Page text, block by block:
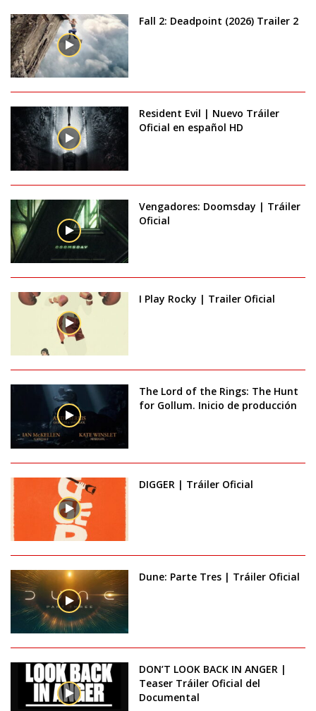
Fall 2: Deadpoint (2026) Trailer 2
Resident Evil | Nuevo Tráiler
Oficial en español HD
Vengadores: Doomsday | Tráiler
Oficial
I Play Rocky | Trailer Oficial
The Lord of the Rings: The Hunt
for Gollum. Inicio de producción
DIGGER | Tráiler Oficial
Dune: Parte Tres | Tráiler Oficial
DON’T LOOK BACK IN ANGER |
Teaser Tráiler Oficial del
Documental